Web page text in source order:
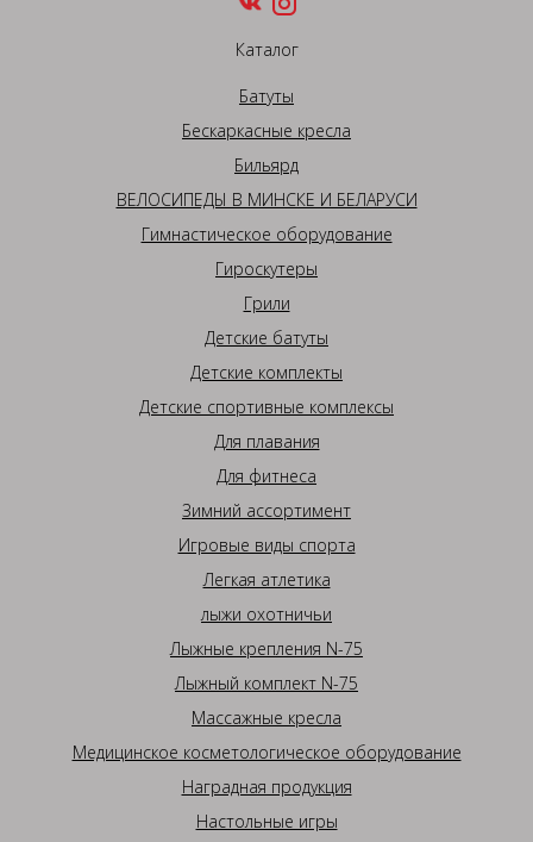
Каталог
Батуты
Бескаркасные кресла
Бильярд
ВЕЛОСИПЕДЫ В МИНСКЕ И БЕЛАРУСИ
Гимнастическое оборудование
Гироскутеры
Грили
Детские батуты
Детские комплекты
Детские спортивные комплексы
Для плавания
Для фитнеса
Зимний ассортимент
Игровые виды спорта
Легкая атлетика
лыжи охотничьи
Лыжные крепления N-75
Лыжный комплект N-75
Массажные кресла
Медицинское косметологическое оборудование
Наградная продукция
Настольные игры